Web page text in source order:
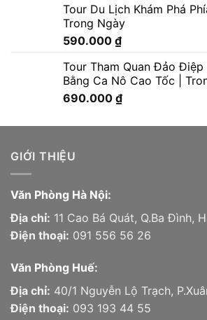
Tour Du Lịch Khám Phá
Trong Ngày
590.000 ₫
Tour Tham Quan Đảo
Bằng Ca Nô Cao Tốc |
690.000 ₫
GIỚI THIỆU
Văn Phòng Hà Nội:
Địa chỉ: 11 Cao Bá Quát, Q.Ba Đình,
Điện thoại: 091 556 56 26
Văn Phòng Huế:
Địa chỉ: 40/1 Nguyễn Lộ Trạch,
Điện thoại: 093 193 44 55